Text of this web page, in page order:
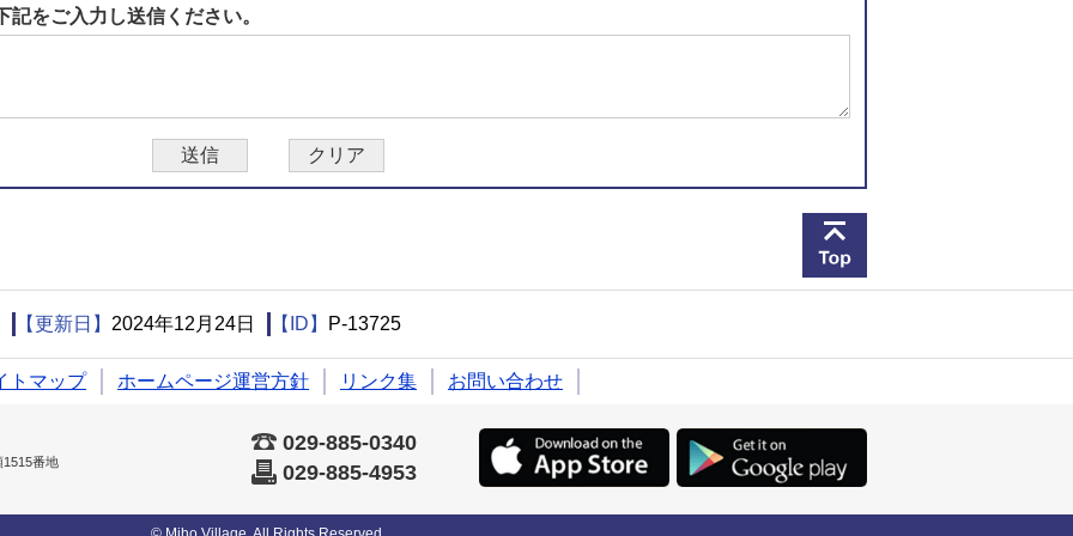
をご入力し送信ください。
【更新日】 2024年12月24日 【ID】 P-13725
トマップ ホームページ運営方針 リンク集 お問い合わせ
1515番地
029-885-0340
029-885-4953